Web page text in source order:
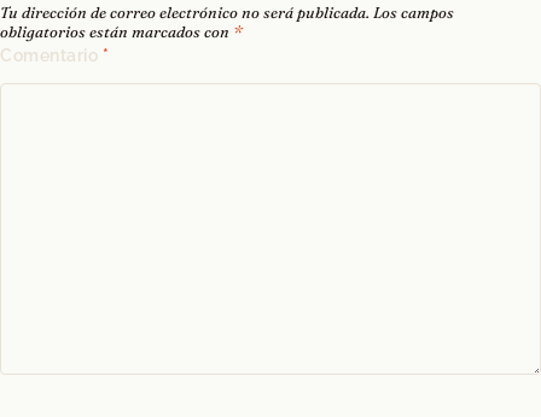
Tu dirección de correo electrónico no será publicada. Los campos
obligatorios están marcados con *
Comentario *